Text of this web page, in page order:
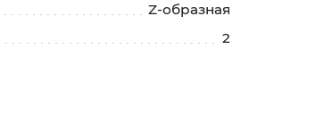
Z-образная
2